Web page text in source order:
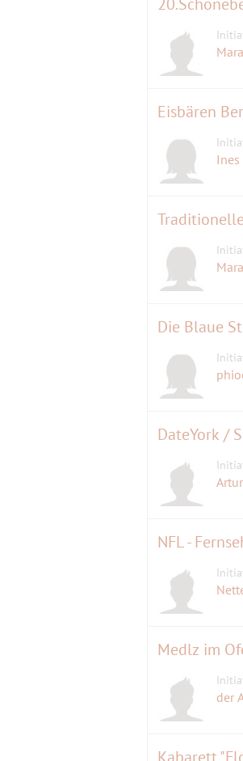
Eisbären
Ines
Die Blaue
DateYork /
NFL -
Medlz im
der